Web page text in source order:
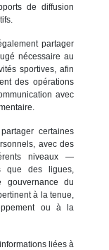
de diffusion
partager
nécessaire au
sportives, afin
des opérations
avec
certaines
avec des
niveaux —
que des ligues,
gouvernance du
à la tenue,
ou à la
liées à